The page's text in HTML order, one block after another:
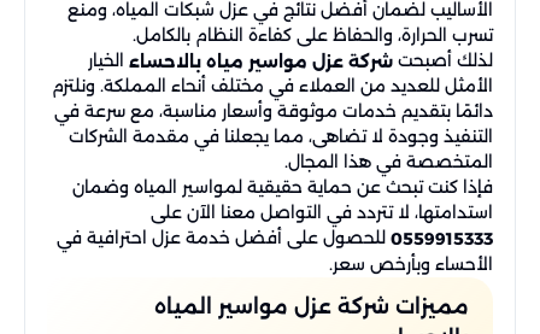
الأساليب لضمان أفضل نتائج في عزل شبكات المياه، ومنع
تسرب الحرارة، والحفاظ على كفاءة النظام بالكامل.
لذلك أصبحت شركة عزل مواسير مياه بالاحساء الخيار
الأمثل للعديد من العملاء في مختلف أنحاء المملكة. ونلتزم
دائمًا بتقديم خدمات موثوقة وأسعار مناسبة، مع سرعة في
التنفيذ وجودة لا تضاهى، مما يجعلنا في مقدمة الشركات
المتخصصة في هذا المجال.
فإذا كنت تبحث عن حماية حقيقية لمواسير المياه وضمان
استدامتها، لا تتردد في التواصل معنا الآن على
0559915333 للحصول على أفضل خدمة عزل احترافية في
الأحساء وبأرخص سعر.
مميزات شركة عزل مواسير المياه